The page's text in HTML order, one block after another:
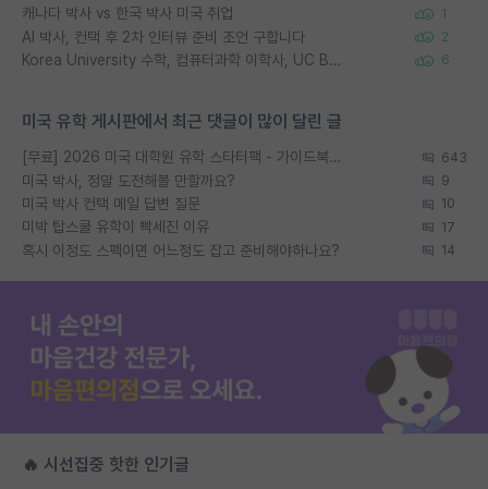
캐나다 박사 vs 한국 박사 미국 취업 1
AI 박사, 컨택 후 2차 인터뷰 준비 조언 구합니다 2
Korea University 수학, 컴퓨터과학 이학사, UC Berkeley 산업공학 대학원 공학박사가 되는 것은 쉽지 않겠죠? 6
미국 유학 게시판에서 최근 댓글이 많이 달린 글
[무료] 2026 미국 대학원 유학 스타터팩 - 가이드북 & 합격자 컨택메일 템플릿 643
미국 박사, 정말 도전해볼 만할까요? 9
미국 박사 컨택 메일 답변 질문 10
미박 탑스쿨 유학이 빡세진 이유 17
혹시 이정도 스펙이면 어느정도 잡고 준비해야하나요? 14
🔥 시선집중 핫한 인기글